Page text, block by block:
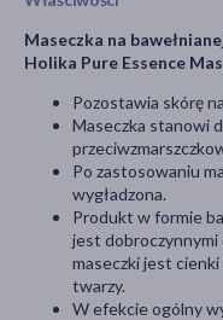
Maseczka na
Holika Pure Essence
Pozostawia skórę
Maseczka stanowi
Po zastosowaniu
wygładzona.
Produkt w formie
jest dobroczynnymi
maseczki jest
twarzy.
W efekcie ogólny